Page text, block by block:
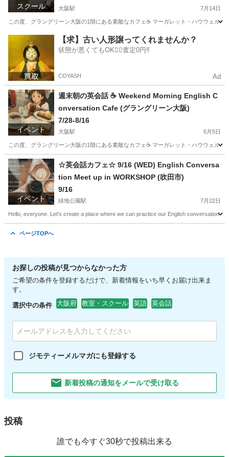
スクール 大阪駅 7月14日
この度、グラングリーン大阪の1階にある素敵なカフェ☕️ マーガレット・ハウウェル
大阪駅 英会話 マーガレット
【求】古い人形譲ってくれませんか？
状態が悪くてもOK🙆‍♀️査定0円‼️
COYASH Ad
イベント
週末朝の英会話 ☕️ Weekend Morning English C
onversation Cafe (グラングリーン大阪)
7/28-8/16
大阪駅 6月5日
この度、グラングリーン大阪の1階にある素敵なカフェ☕️ マーガレット・ハウウェル
大阪 大阪市 大阪駅 セミナー
イベント
☆英会話カフェ☆ 9/16 (WED) English Conversa
tion Meet up in WORKSHOP (吹田市)
9/16
緑地公園駅 7月22日
Hello, everyone. Let's create a place where we can practice our English conversation
ページTOPへ
お探しの投稿が見つからなかった方
ご希望の条件を登録するだけで、新着情報をいち早くお届け出来ま
す。
選択中の条件 大阪府 教室・スクール 英語 英会話
ジモティーメルマガにも登録する
新着投稿の通知をメールで受け取る
投稿
誰でも今すぐ30秒で投稿出来る